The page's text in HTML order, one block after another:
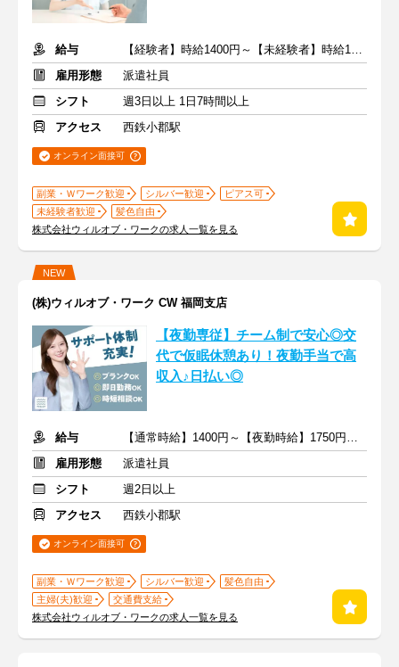
給与
【経験者】時給1400円～【未経験者】時給1350円～ ＋交通費
雇用形態
派遣社員
シフト
週3日以上 1日7時間以上
アクセス
西鉄小郡駅
オンライン面接可
副業・Ｗワーク歓迎 シルバー歓迎
ピアス可
未経験者歓迎
髪色自由
株式会社ウィルオブ・ワークの求人一覧を見る
NEW
(株)ウィルオブ・ワーク CW 福岡支店
【夜勤専従】チーム制で安心◎交
代で仮眠休憩あり！夜勤手当で高
収入♪日払い◎
給与
【通常時給】1400円～【夜勤時給】1750円～ ＋交通費
雇用形態
派遣社員
シフト
週2日以上
アクセス
西鉄小郡駅
オンライン面接可
副業・Ｗワーク歓迎 シルバー歓迎
髪色自由
主婦(夫)歓迎
交通費支給
株式会社ウィルオブ・ワークの求人一覧を見る